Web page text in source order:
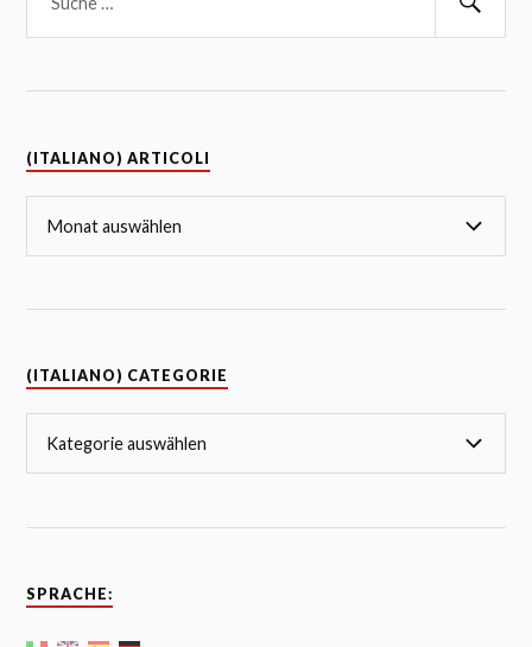
(ITALIANO) ARTICOLI
(ITALIANO) CATEGORIE
SPRACHE: